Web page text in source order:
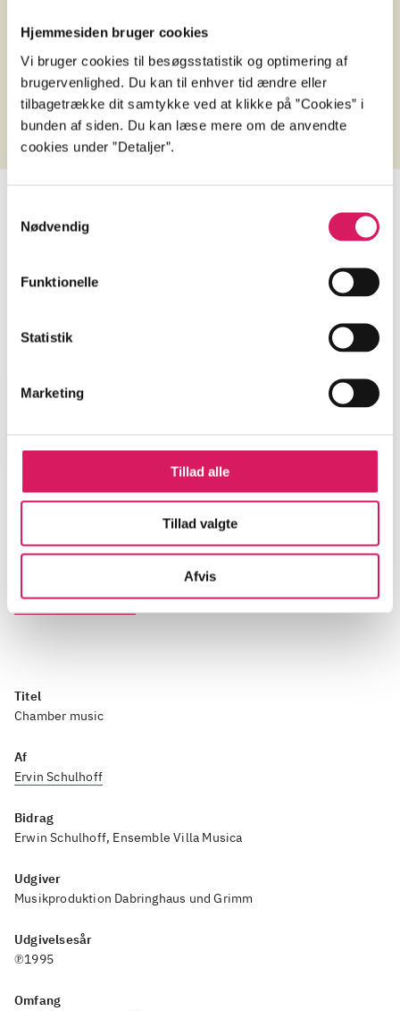
Hjemmesiden bruger cookies
Vi bruger cookies til besøgsstatistik og optimering af
brugervenlighed. Du kan til enhver tid ændre eller
tilbagetrække dit samtykke ved at klikke på ”Cookies” i
bunden af siden. Du kan læse mere om de anvendte
cookies under ”Detaljer”.
Nødvendig
Funktionelle
Statistik
Marketing
Tillad alle
Tillad valgte
Afvis
spüren die
zwanziger
dabei doch
auch das
Bestil
Se hvor den er hjemme
Kopier link til udgave
Titel
Chamber music
Af
Ervin Schulhoff
Bidrag
Erwin Schulhoff, Ensemble Villa Musica
Udgiver
Musikproduktion Dabringhaus und Grimm
Udgivelsesår
℗1995
Omfang